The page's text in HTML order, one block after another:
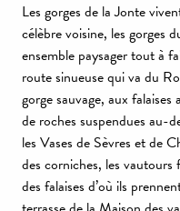
Les gorges de la Jonte
célèbre voisine, les gorges
ensemble paysager tout à
route sinueuse qui va du
gorge sauvage, aux
de roches suspendues au-
les Vases de Sèvres et de
des corniches, les vautours
des falaises d’où ils